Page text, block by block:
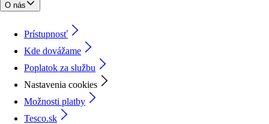
O nás
Prístupnosť
Kde dovážame
Poplatok za službu
Nastavenia cookies
Možnosti platby
Tesco.sk